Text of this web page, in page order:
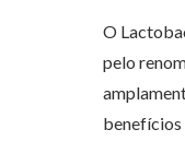
O
pelo